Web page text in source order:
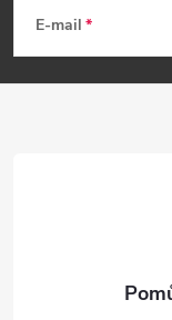
p
E-mail